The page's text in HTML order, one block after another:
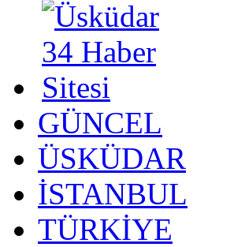
GÜNCEL
ÜSKÜDAR
İSTANBUL
TÜRKİYE